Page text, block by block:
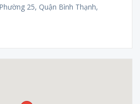
25, Quận Bình Thạnh,